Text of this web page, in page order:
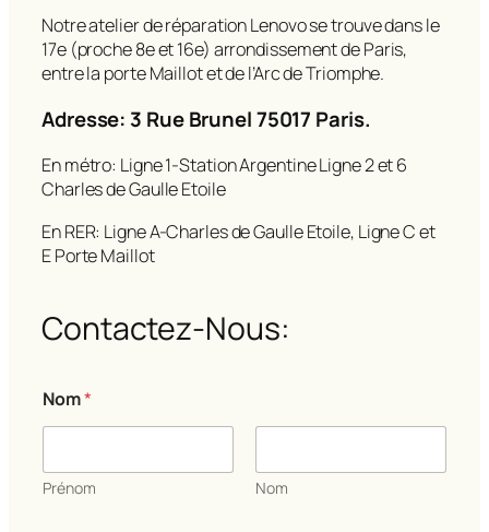
Notre atelier de réparation Lenovo se trouve dans le
17e (proche 8e et 16e) arrondissement de Paris,
entre la porte Maillot et de l’Arc de Triomphe.
Adresse: 3 Rue Brunel 75017 Paris.
En métro: Ligne 1-Station Argentine Ligne 2 et 6
Charles de Gaulle Etoile
En RER: Ligne A-Charles de Gaulle Etoile, Ligne C et
E Porte Maillot
Contactez-Nous:
o
m
e
n
a
Nom*
Prénom Nom